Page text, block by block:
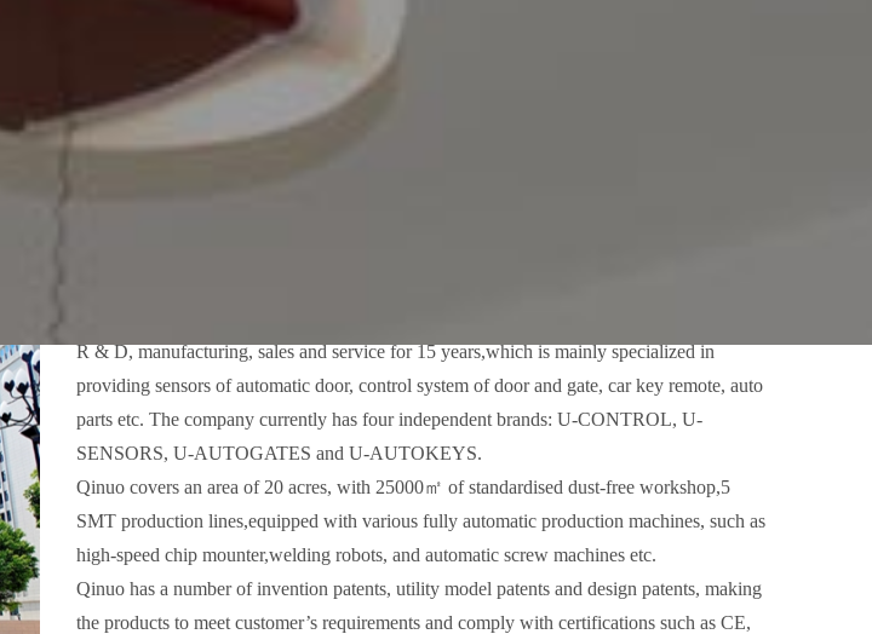
R & D, manufacturing, sales and service for 15 years,which is mainly specialized in
providing sensors of automatic door, control system of door and gate, car key remote, auto
parts etc. The company currently has four independent brands: U-CONTROL, U-
SENSORS, U-AUTOGATES and U-AUTOKEYS.
Qinuo covers an area of 20 acres, with 25000㎡ of standardised dust-free workshop,5
SMT production lines,equipped with various fully automatic production machines, such as
high-speed chip mounter,welding robots, and automatic screw machines etc.
Qinuo has a number of invention patents, utility model patents and design patents, making
the products to meet customer’s requirements and comply with certifications such as CE,